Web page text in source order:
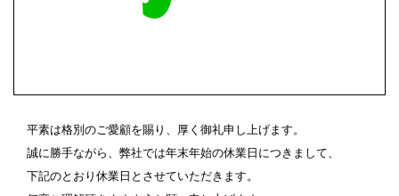
平素は格別のご愛顧を賜り、厚く御礼申し上げます。
誠に勝手ながら、弊社では年末年始の休業日につきまして、
下記のとおり休業日とさせていただきます。